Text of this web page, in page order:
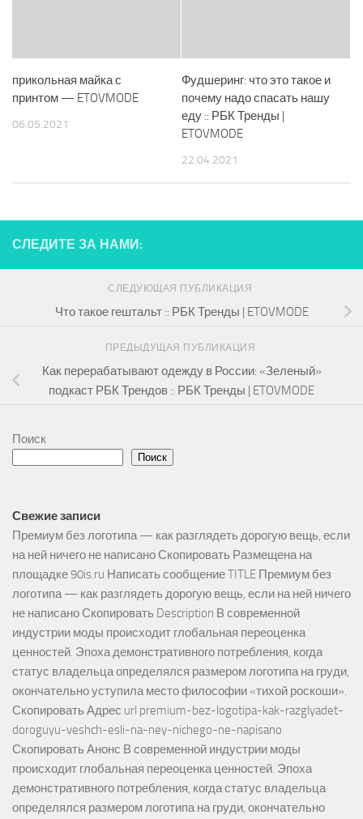
прикольная майка с
принтом — ETOVMODE
06.05.2021
Фудшеринг: что это такое и
почему надо спасать нашу
еду :: РБК Тренды |
ETOVMODE
22.04.2021
СЛЕДИТЕ ЗА НАМИ:
СЛЕДУЮЩАЯ ПУБЛИКАЦИЯ
Что такое гештальт :: РБК Тренды | ETOVMODE
ПРЕДЫДУЩАЯ ПУБЛИКАЦИЯ
Как перерабатывают одежду в России: «Зеленый»
подкаст РБК Трендов :: РБК Тренды | ETOVMODE
Поиск
Поиск
Свежие записи
Премиум без логотипа — как разглядеть дорогую вещь, если
на ней ничего не написано Скопировать Размещена на
площадке 90is.ru Написать сообщение TITLE Премиум без
логотипа — как разглядеть дорогую вещь, если на ней ничего
не написано Скопировать Description В современной
индустрии моды происходит глобальная переоценка
ценностей. Эпоха демонстративного потребления, когда
статус владельца определялся размером логотипа на груди,
окончательно уступила место философии «тихой роскоши».
Скопировать Адрес url premium-bez-logotipa-kak-razglyadet-
doroguyu-veshch-esli-na-ney-nichego-ne-napisano
Скопировать Анонс В современной индустрии моды
происходит глобальная переоценка ценностей. Эпоха
демонстративного потребления, когда статус владельца
определялся размером логотипа на груди, окончательно